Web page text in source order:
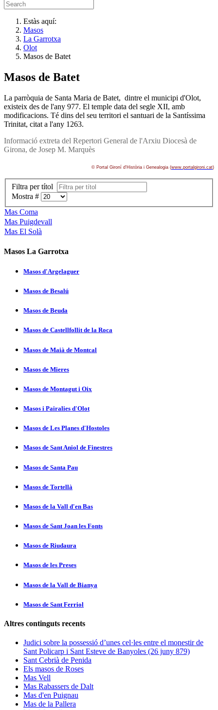
Estàs aquí:
Masos
La Garrotxa
Olot
Masos de Batet
Masos de Batet
La parròquia de Santa Maria de Batet, dintre el municipi d'Olot,
existeix des de l'any 977. El temple data del segle XII, amb
modificacions. Té dins del seu territori el santuari de la Santí­ssima
Trinitat, citat a l'any 1263.
Informació extreta del Repertori General de l'Arxiu Diocesà de
Girona, de Josep M. Marquès
© Portal Gironí­ d'Història i Genealogia (www.portalgironi.cat)
Filtra per títol
Mostra #
Mas Coma
Mas Puigdevall
Mas El Solà
Masos La Garrotxa
Masos d'Argelaguer
Masos de Besalú
Masos de Beuda
Masos de Castellfollit de la Roca
Masos de Maià de Montcal
Masos de Mieres
Masos de Montagut i Oix
Masos i Pairalies d'Olot
Masos de Les Planes d'Hostoles
Masos de Sant Aniol de Finestres
Masos de Santa Pau
Masos de Tortellà
Masos de la Vall d'en Bas
Masos de Sant Joan les Fonts
Masos de Riudaura
Masos de les Preses
Masos de la Vall de Bianya
Masos de Sant Ferriol
Altres continguts recents
Judici sobre la possessió d’unes cel·les entre el monestir de
Sant Policarp i Sant Esteve de Banyoles (26 juny 879)
Sant Cebrià de Penida
Els masos de Roses
Mas Vell
Mas Rabassers de Dalt
Mas d'en Puignau
Mas de la Pallera